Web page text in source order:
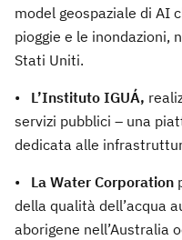
model geospaziale di AI
pioggie e le inondazioni,
Stati Uniti.
• L’Instituto IGUÁ,
servizi pubblici – una
dedicata alle
• La Water Corporation
della qualità dell’acqua
aborigene nell’Australia